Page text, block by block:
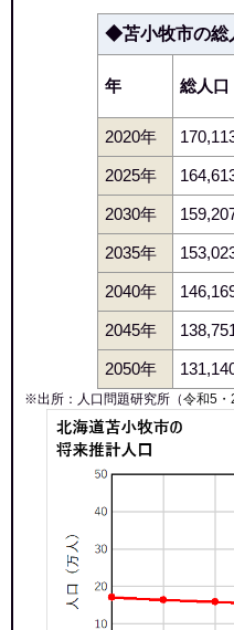
◆苫小牧市の総
年 総人口
2020年
2025年
2030年
2035年
2040年
2045年
2050年
※出所：人口問題研究所（令和5